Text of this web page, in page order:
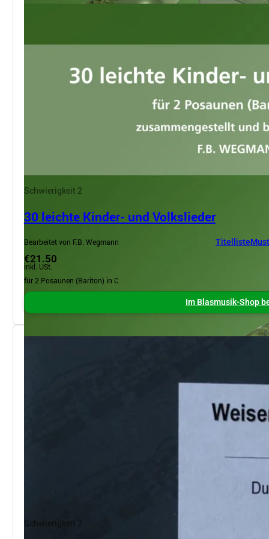
Schwierigkeit 2
30 leichte Kinder- und Volkslieder
Bearbeitet von F.B. Wegmann Titelliste
€21.50
inkl. USt.
für 2 Posaunen (Bariton) in C
Im Blasmusik-Shop
Schwierigkeit 2